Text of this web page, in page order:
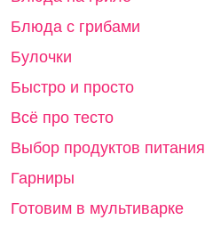
Блюда с грибами
Булочки
Быстро и просто
Всё про тесто
Выбор продуктов питания
Гарниры
Готовим в мультиварке